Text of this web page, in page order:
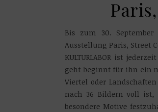
Bis zum 30.
Ausstellung Paris, Street
KULTURLABOR ist
geht beginnt für ihn ein
Viertel oder
nach 36 Bildern voll
besondere Motive